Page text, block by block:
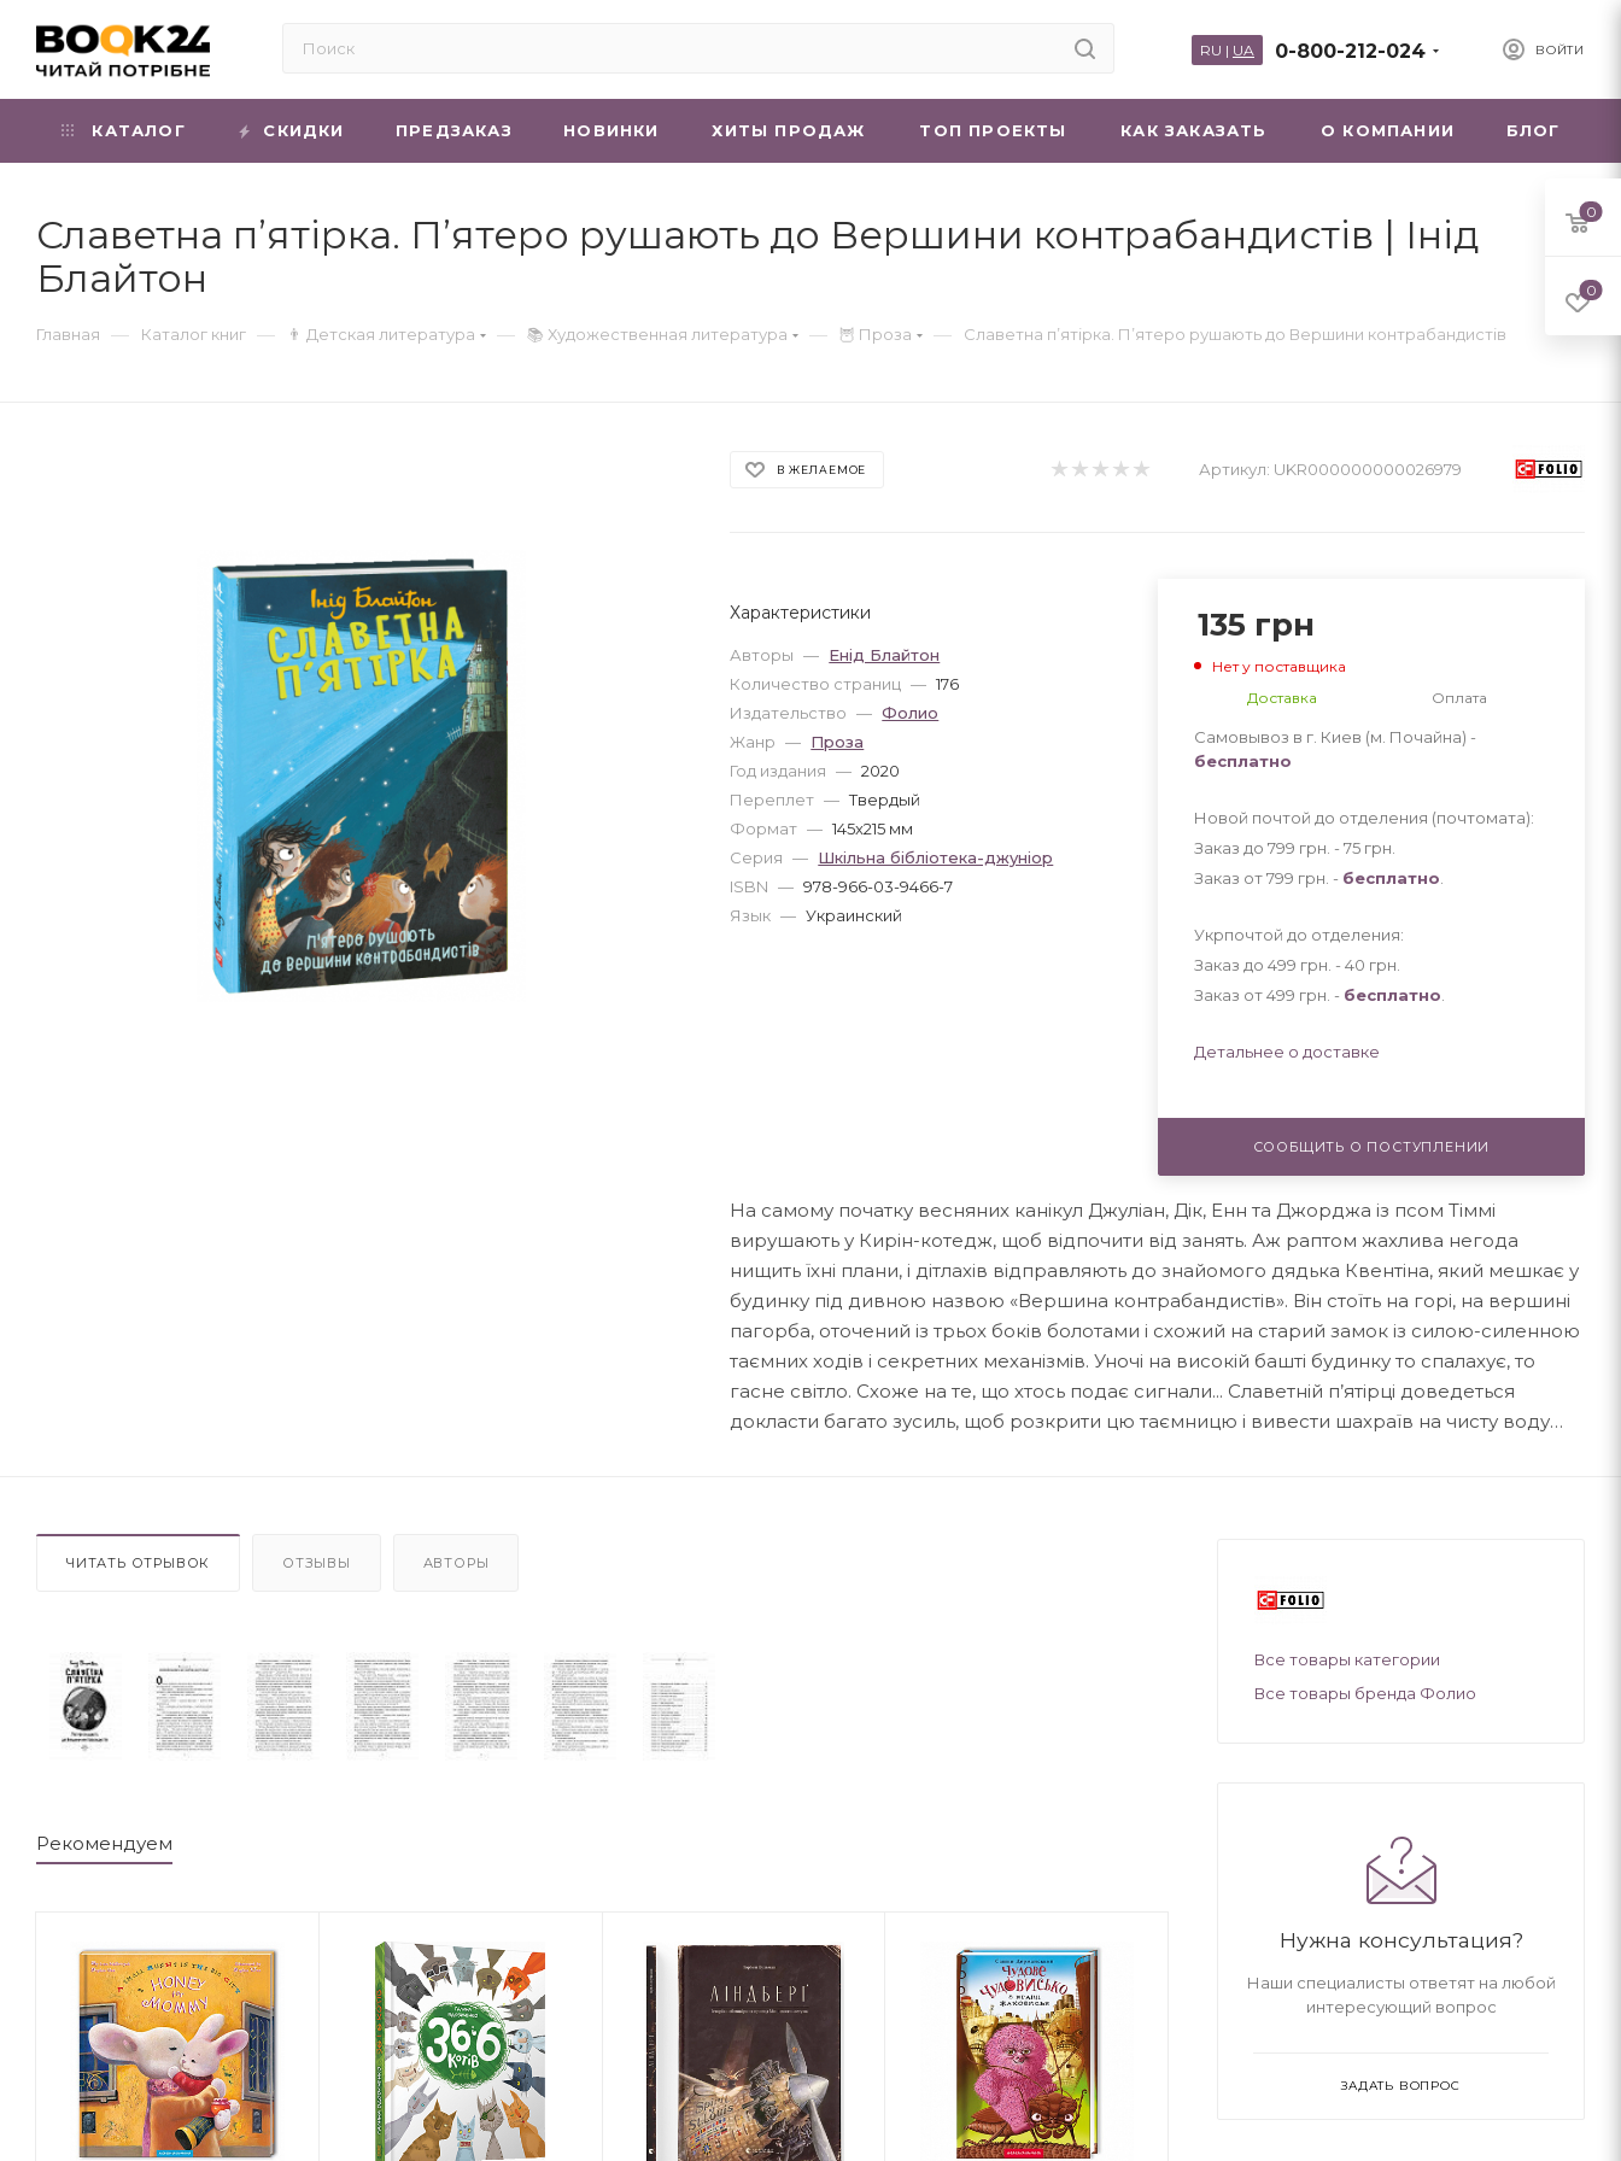
ВОЙТИ
0-800-212-024
RU | UA
КАТАЛОГ СКИДКИ ПРЕДЗАКАЗ НОВИНКИ ХИТЫ ПРОДАЖ ТОП ПРОЕКТЫ КАК ЗАКАЗАТЬ О КОМПАНИИ БЛОГ
Славетна п’ятірка. П’ятеро рушають до Вершини контрабандистів | Інід
Блайтон
Главная — Каталог книг — 👨 Детская литература — 📚 Художественная литература — 🦉 Проза — Славетна п’ятірка. П’ятеро рушають до Вершини контрабандистів
В ЖЕЛАЕМОЕ Артикул: UKR000000000026979
Характеристики
Авторы — Енід Блайтон
Количество страниц — 176
Издательство — Фолио
Жанр — Проза
Год издания — 2020
Переплет — Твердый
Формат — 145x215 мм
Серия — Шкільна бібліотека-джуніор
ISBN — 978-966-03-9466-7
Язык — Украинский
135 грн
Нет у поставщика
Доставка
Оплата
Самовывоз в г. Киев (м. Почайна) -
бесплатно
Новой почтой до отделения (почтомата):
Заказ до 799 грн. - 75 грн
Заказ от 799 грн. - бесплатно
Укрпочтой до отделения:
Заказ до 499 грн. - 40 грн
Заказ от 499 грн. - бесплатно
Детальнее о доставке
СООБЩИТЬ О ПОСТУПЛЕНИИ
На самому початку весняних канікул Джуліан, Дік, Енн та Джорджа із псом Тіммі
вирушають у Кирін-котедж, щоб відпочити від занять. Аж раптом жахлива негода
нищить їхні плани, і дітлахів відправляють до знайомого дядька Квентіна, який мешкає у
будинку під дивною назвою «Вершина контрабандистів». Він стоїть на горі, на вершині
пагорба, оточений із трьох боків болотами і схожий на старий замок із силою-силенною
таємних ходів і секретних механізмів. Уночі на високій башті будинку то спалахує, то
гасне світло. Схоже на те, що хтось подає сигнали... Славетній п’ятірці доведеться
докласти багато зусиль, щоб розкрити цю таємницю і вивести шахраїв на чисту воду…
ЧИТАТЬ ОТРЫВОК ОТЗЫВЫ АВТОРЫ
Рекомендуем
Все товары категории
Все товары бренда Фолио
Нужна консультация?
Наши специалисты ответят на любой
интересующий вопрос
ЗАДАТЬ ВОПРОС
0
0